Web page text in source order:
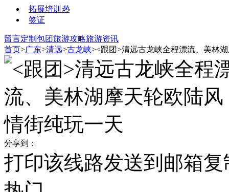
拓展培训 热
签证
留言定制包团旅游攻略旅游资讯
首页>广东>清远>古龙峡><跟团>清远古龙峡全程漂流、美林
分享到：
打印该线路发送到邮箱复